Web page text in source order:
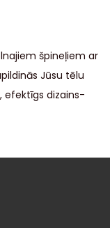
špineļiem ar
Jūsu tēlu
efektīgs dizains-